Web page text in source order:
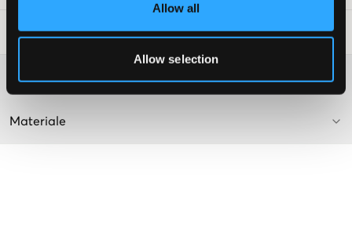
Allow all
Allow selection
Vaskeråd:
Washing advice
Materiale